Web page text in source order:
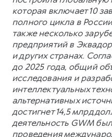
которая включает 10
полного цикла в
также несколько
предприятий в
и других странах.
до 2025 года, общий
исследования и
интеллектуальных
альтернативных
достигнет 14,5 млрд
деятельность GWM
проведения